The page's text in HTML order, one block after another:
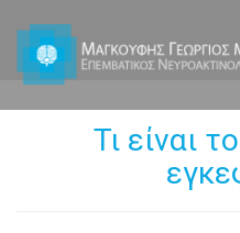
Τι είναι